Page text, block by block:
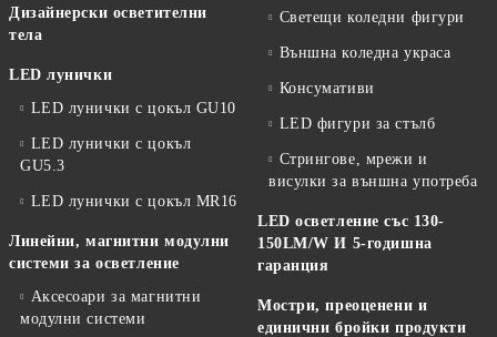
Дизайнерски осветителни
тела
LED лунички
LED лунички с цокъл GU10
LED лунички с цокъл
GU5.3
LED лунички с цокъл MR16
Линейни, магнитни модулни
системи за осветление
Аксесоари за магнитни
модулни системи
Светещи коледни фигури
Външна коледна украса
Консумативи
LED фигури за стълб
Стрингове, мрежи и
висулки за външна употреба
LED осветление със 130-
150LM/W И 5-годишна
гаранция
Мостри, преоценени и
единични бройки продукти